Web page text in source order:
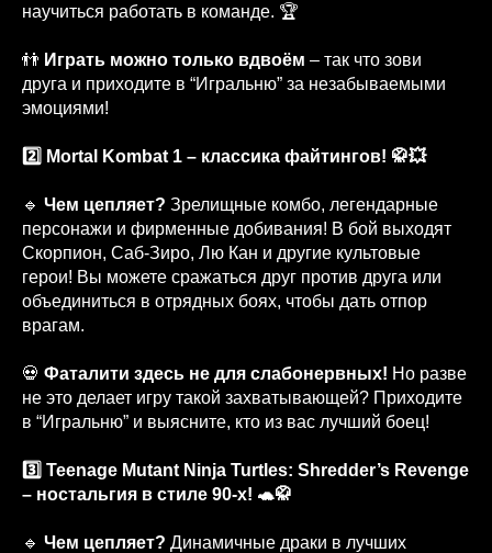
научиться работать в команде. 🏆
👬 Играть можно только вдвоём – так что зови
друга и приходите в “Игральню” за незабываемыми
эмоциями!
2️⃣ Mortal Kombat 1 – классика файтингов! 🥋💥
🔹 Чем цепляет? Зрелищные комбо, легендарные
персонажи и фирменные добивания! В бой выходят
Скорпион, Саб-Зиро, Лю Кан и другие культовые
герои! Вы можете сражаться друг против друга или
объединиться в отрядных боях, чтобы дать отпор
врагам.
💀 Фаталити здесь не для слабонервных! Но разве
не это делает игру такой захватывающей? Приходите
в “Игральню” и выясните, кто из вас лучший боец!
3️⃣ Teenage Mutant Ninja Turtles: Shredder’s Revenge
– ностальгия в стиле 90-х! 🐢🥋
🔹 Чем цепляет? Динамичные драки в лучших